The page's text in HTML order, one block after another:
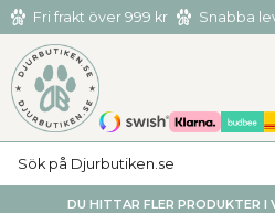
Meny
Fri frakt över 999 kr
Snabba
Hämta och returnera i butiken i
DU HITTAR FLER PRODUKTER I